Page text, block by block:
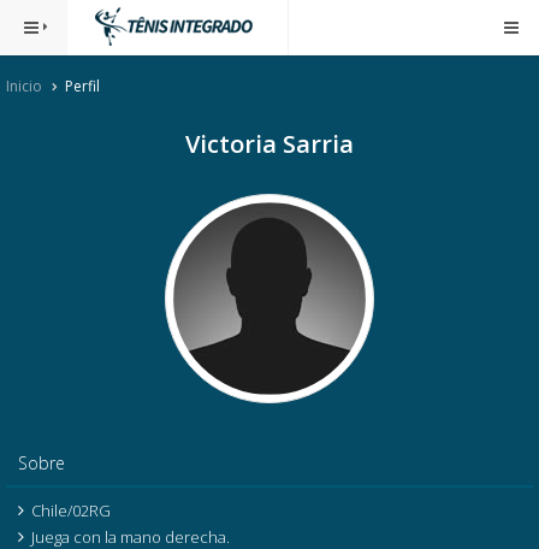
Inicio Perfil
Victoria Sarria
Sobre
Chile/02RG
Juega con la mano derecha.